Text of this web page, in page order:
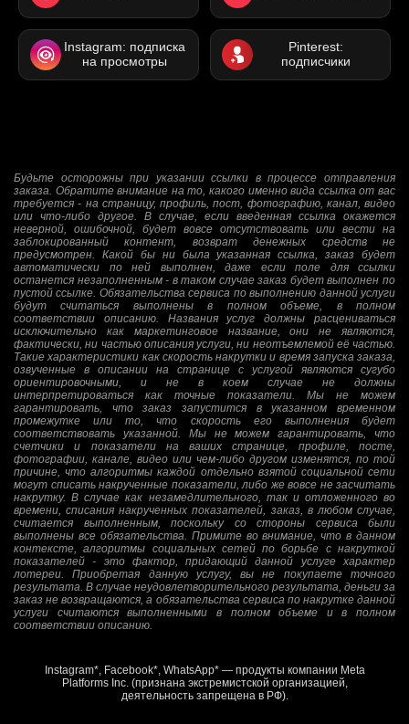
Instagram: подписка
на просмотры
Pinterest:
подписчики
Будьте осторожны при указании ссылки в процессе отправления
заказа. Обратите внимание на то, какого именно вида ссылка от вас
требуется - на страницу, профиль, пост, фотографию, канал, видео
или что-либо другое. В случае, если введенная ссылка окажется
неверной, ошибочной, будет вовсе отсутствовать или вести на
заблокированный контент, возврат денежных средств не
предусмотрен. Какой бы ни была указанная ссылка, заказ будет
автоматически по ней выполнен, даже если поле для ссылки
останется незаполненным - в таком случае заказ будет выполнен по
пустой ссылке. Обязательства сервиса по выполнению данной услуги
будут считаться выполнены в полном объеме, в полном
соответствии описанию. Названия услуг должны расцениваться
исключительно как маркетинговое название, они не являются,
фактически, ни частью описания услуги, ни неотъемлемой её частью.
Такие характеристики как скорость накрутки и время запуска заказа,
озвученные в описании на странице с услугой являются сугубо
ориентировочными, и не в коем случае не должны
интерпретироваться как точные показатели. Мы не можем
гарантировать, что заказ запустится в указанном временном
промежутке или то, что скорость его выполнения будет
соответствовать указанной. Мы не можем гарантировать, что
счетчики и показатели на ваших странице, профиле, посте,
фотографии, канале, видео или чем-либо другом изменятся, по той
причине, что алгоритмы каждой отдельно взятой социальной сети
могут списать накрученные показатели, либо же вовсе не засчитать
накрутку. В случае как незамедлительного, так и отложенного во
времени, списания накрученных показателей, заказ, в любом случае,
считается выполненным, поскольку со стороны сервиса были
выполнены все обязательства. Примите во внимание, что в данном
контексте, алгоритмы социальных сетей по борьбе с накруткой
показателей - это фактор, придающий данной услуге характер
лотереи. Приобретая данную услугу, вы не покупаете точного
результата. В случае неудовлетворительного результата, деньги за
заказ не возвращаются, а обязательства сервиса по накрутке данной
услуги считаются выполненными в полном объеме и в полном
соответствии описанию.
Instagram*, Facebook*, WhatsApp* — продукты компании Meta
Platforms Inc. (признана экстремистской организацией,
деятельность запрещена в РФ).